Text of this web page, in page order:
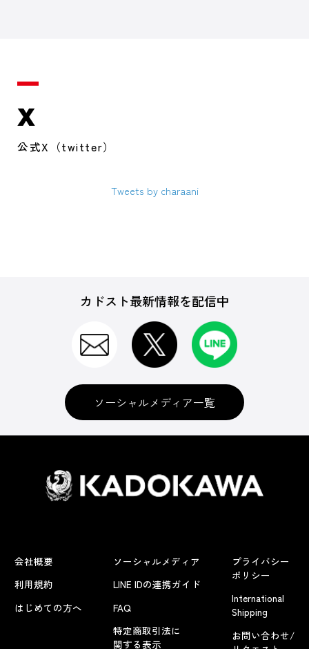
X
公式X（twitter）
Tweets by charaani
カドスト最新情報を配信中
ソーシャルメディア一覧
会社概要
利用規約
はじめての方へ
ソーシャルメディア
LINE IDの連携ガイド
FAQ
特定商取引法に
関する表示
プライバシー
ポリシー
International
Shipping
お問い合わせ/